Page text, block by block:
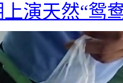
演天然“鸳